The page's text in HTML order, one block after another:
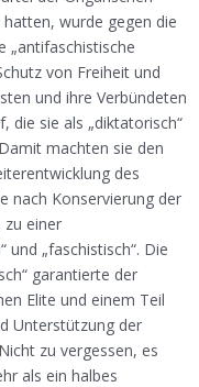
wurde gegen die
„antifaschistische
von Freiheit und
und ihre Verbündeten
die sie als „diktatorisch“
machten sie den
des
nach Konservierung der
zu einer
und „faschistisch“. Die
garantierte der
Elite und einem Teil
Unterstützung der
zu vergessen, es
als ein halbes